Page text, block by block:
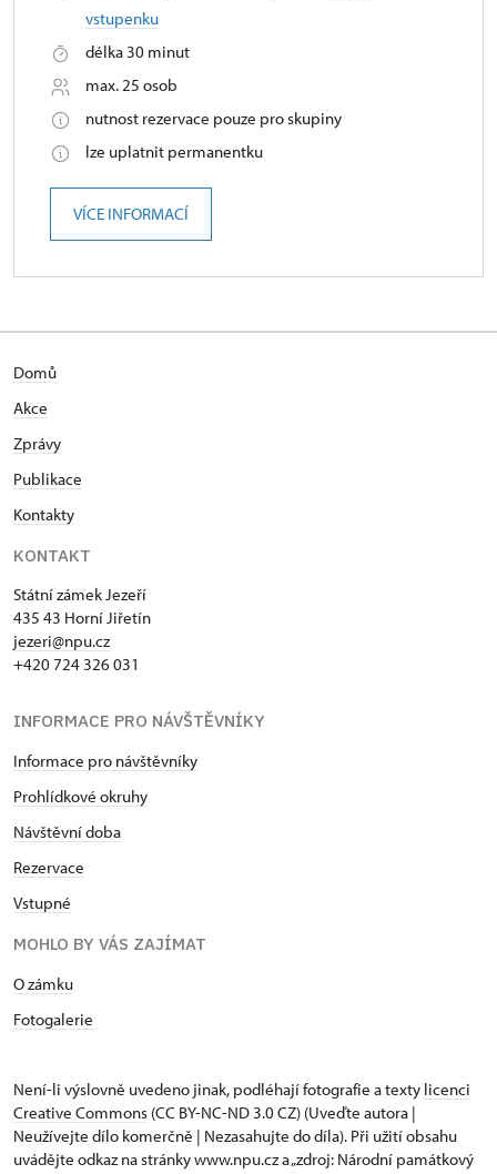
vstupenku
délka 30 minut
max. 25 osob
nutnost rezervace pouze pro skupiny
lze uplatnit permanentku
VÍCE INFORMACÍ
Domů
Akce
Zprávy
Publikace
Kontakty
KONTAKT
Státní zámek Jezeří
435 43 Horní Jiřetín
jezeri@npu.cz
+420 724 326 031
INFORMACE PRO NÁVŠTĚVNÍKY
Informace pro návštěvníky
Prohlídkové okruhy
Návštěvní doba
Rezervace
Vstupné
MOHLO BY VÁS ZAJÍMAT
O zámku
Fotogalerie
Není-li výslovně uvedeno jinak, podléhají fotografie a texty licenci
Creative Commons (CC BY-NC-ND 3.0 CZ) (Uveďte autora |
Neužívejte dílo komerčně | Nezasahujte do díla). Při užití obsahu
uvádějte odkaz na stránky www.npu.cz a „zdroj: Národní památkový